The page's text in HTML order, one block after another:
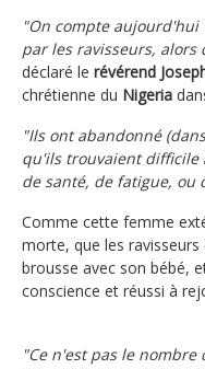
"On compte aujourd'hui
par les ravisseurs, alors
déclaré le révérend
chrétienne du Nigeria
"Ils ont abandonné
qu'ils trouvaient difficile
de santé, de fatigue, ou
Comme cette femme
morte, que les
brousse avec son bébé,
conscience et réussi à
"Ce n'est pas le